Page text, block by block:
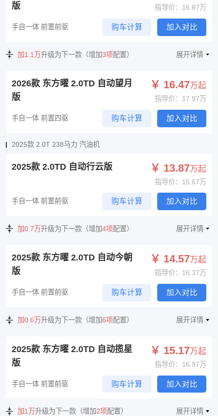
版
指导价：16.87万
手自一体 前置前驱 购车计算 加入对比
加1.1万升级为下一款（增加3项配置） 展开详情
2026款 东方曜 2.0TD 自动望月
版
￥ 16.47万起
指导价：17.97万
手自一体 前置四驱 购车计算 加入对比
2025款 2.0T 238马力 汽油机
2025款 2.0TD 自动行云版 ￥ 13.87万起
指导价：15.67万
手自一体 前置前驱 购车计算 加入对比
加0.7万升级为下一款（增加4项配置） 展开详情
2025款 东方曜 2.0TD 自动今朝
版
￥ 14.57万起
指导价：16.37万
手自一体 前置前驱 购车计算 加入对比
加0.6万升级为下一款（增加6项配置） 展开详情
2025款 东方曜 2.0TD 自动揽星
版
￥ 15.17万起
指导价：16.97万
手自一体 前置前驱 购车计算 加入对比
加1万升级为下一款（增加2项配置） 展开详情